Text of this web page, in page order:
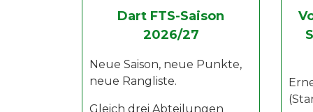
Dart FTS-Saison
2026/27
Neue Saison, neue Punkte,
neue Rangliste.
Gleich drei Abteilungen